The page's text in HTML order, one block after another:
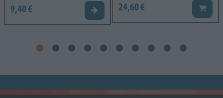
9,40 € Valitse vaihtoehto
24,60 € Lisää